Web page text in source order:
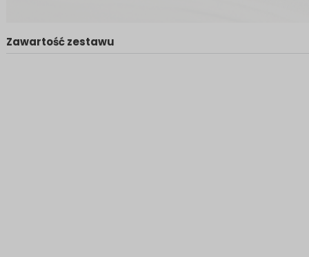
Zawartość zestawu